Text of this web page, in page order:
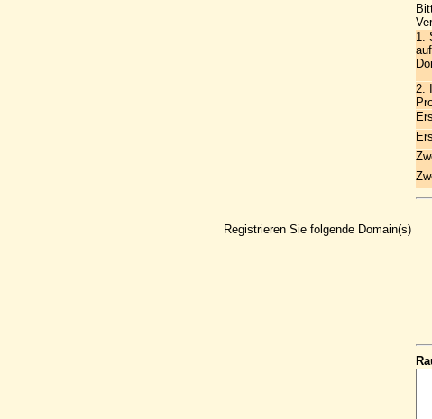
1.
2.
Registrieren Sie folgende Domain(s)